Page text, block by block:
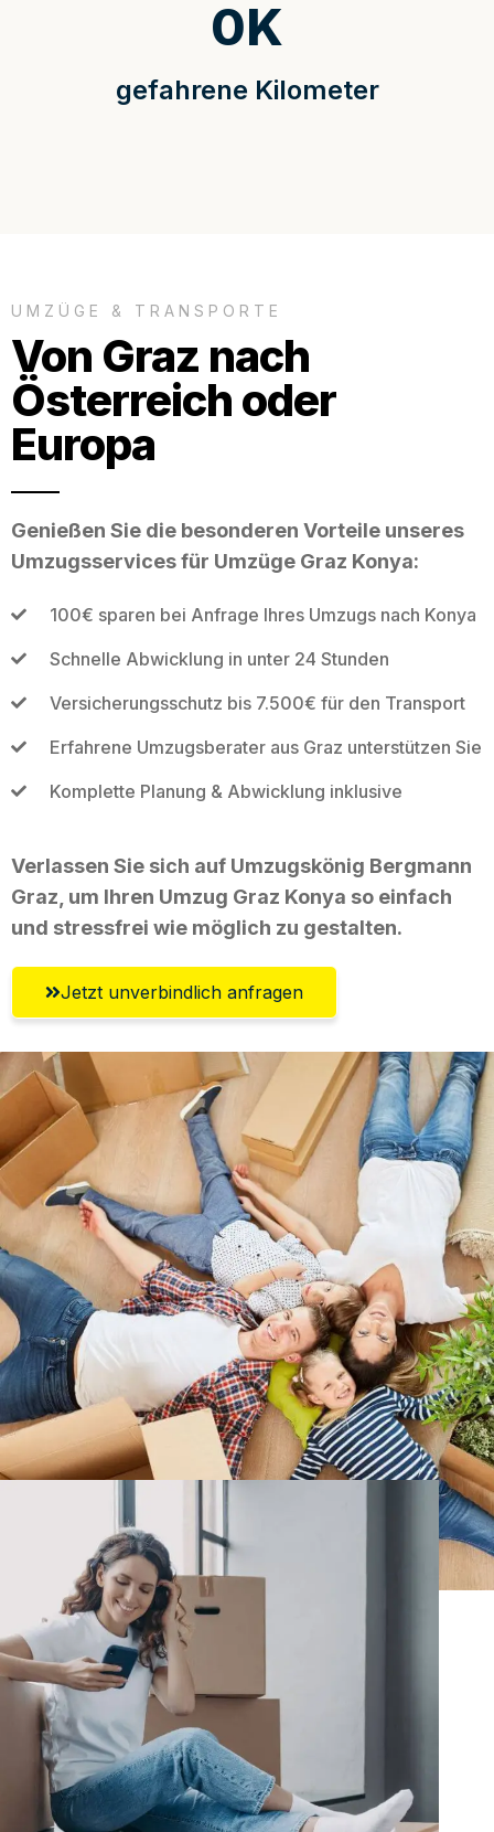
gefahrene Kilometer
0K
UMZÜGE & TRANSPORTE
Von Graz nach
Österreich oder
Europa
Genießen Sie die besonderen Vorteile unseres
Umzugsservices für Umzüge Graz Konya:
100€ sparen bei Anfrage Ihres Umzugs nach Konya
Schnelle Abwicklung in unter 24 Stunden
Versicherungsschutz bis 7.500€ für den Transport
Erfahrene Umzugsberater aus Graz unterstützen Sie
Komplette Planung & Abwicklung inklusive
Verlassen Sie sich auf Umzugskönig Bergmann
Graz, um Ihren Umzug Graz Konya so einfach
und stressfrei wie möglich zu gestalten.
Jetzt unverbindlich anfragen